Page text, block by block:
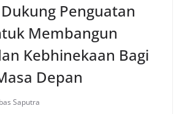
Penguatan
Membangun
Kebhinekaan Bagi
Depan
Saputra